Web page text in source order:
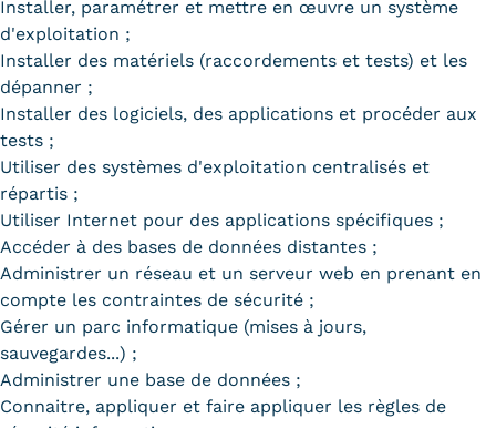
Installer, paramétrer et mettre en œuvre un système
d'exploitation ;
Installer des matériels (raccordements et tests) et les
dépanner ;
Installer des logiciels, des applications et procéder aux
tests ;
Utiliser des systèmes d'exploitation centralisés et
répartis ;
Utiliser Internet pour des applications spécifiques ;
Accéder à des bases de données distantes ;
Administrer un réseau et un serveur web en prenant en
compte les contraintes de sécurité ;
Gérer un parc informatique (mises à jours,
sauvegardes...) ;
Administrer une base de données ;
Connaitre, appliquer et faire appliquer les règles de